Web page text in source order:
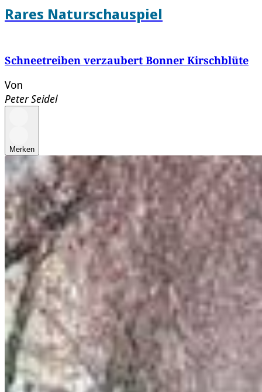
Rares Naturschauspiel
Schneetreiben verzaubert Bonner Kirschblüte
Von
Peter Seidel
Merken